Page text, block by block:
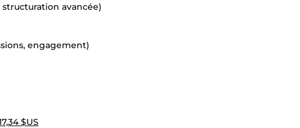
avancée)
engagement)
$US